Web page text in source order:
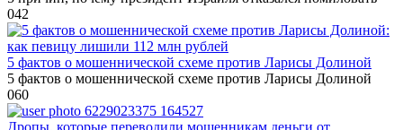
042
5 фактов о мошеннической схеме против Ларисы Долиной
5 фактов о мошеннической схеме против Ларисы Долиной
060